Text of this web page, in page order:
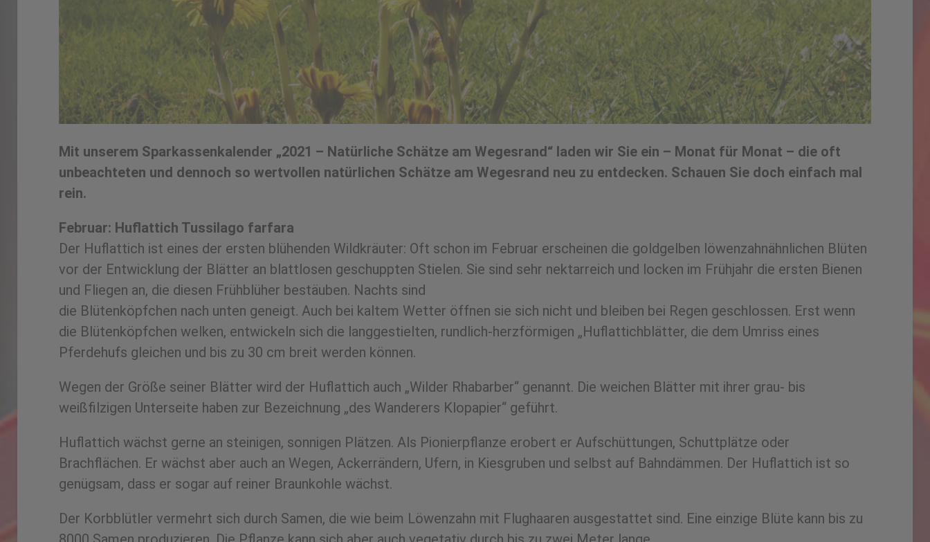
Mit unserem Sparkassenkalender „2021 – Natürliche Schätze am Wegesrand“ laden wir Sie ein – Monat für Monat – die oft
unbeachteten und dennoch so wertvollen natürlichen Schätze am Wegesrand neu zu entdecken. Schauen Sie doch einfach mal
rein.
Februar: Huflattich Tussilago farfara
Der Huflattich ist eines der ersten blühenden Wildkräuter: Oft schon im Februar erscheinen die goldgelben löwenzahnähnlichen Blüten
vor der Entwicklung der Blätter an blattlosen geschuppten Stielen. Sie sind sehr nektarreich und locken im Frühjahr die ersten Bienen
und Fliegen an, die diesen Frühblüher bestäuben. Nachts sind
die Blütenköpfchen nach unten geneigt. Auch bei kaltem Wetter öffnen sie sich nicht und bleiben bei Regen geschlossen. Erst wenn
die Blütenköpfchen welken, entwickeln sich die langgestielten, rundlich-herzförmigen „Huflattichblätter, die dem Umriss eines
Pferdehufs gleichen und bis zu 30 cm breit werden können.
Wegen der Größe seiner Blätter wird der Huflattich auch „Wilder Rhabarber“ genannt. Die weichen Blätter mit ihrer grau- bis
weißfilzigen Unterseite haben zur Bezeichnung „des Wanderers Klopapier“ geführt.
Huflattich wächst gerne an steinigen, sonnigen Plätzen. Als Pionierpflanze erobert er Aufschüttungen, Schuttplätze oder
Brachflächen. Er wächst aber auch an Wegen, Ackerrändern, Ufern, in Kiesgruben und selbst auf Bahndämmen. Der Huflattich ist so
genügsam, dass er sogar auf reiner Braunkohle wächst.
Der Korbblütler vermehrt sich durch Samen, die wie beim Löwenzahn mit Flughaaren ausgestattet sind. Eine einzige Blüte kann bis zu